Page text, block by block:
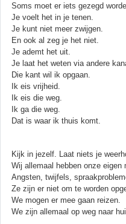
Soms moet er iets gezegd
Je voelt het in je tenen.
Je kunt niet meer zwijgen.
En ook al zeg je het niet.
Je ademt het uit.
Je laat het weten via andere
Die kant wil ik opgaan.
Ik eis vrijheid.
Ik eis die weg.
Ik ga die weg.
Dat is waar ik thuis komt.
Kijk in jezelf. Laat niets je
Wij allemaal hebben onze eigen
Angsten, twijfels,
Ze zijn er niet om te worden
We mogen er mee gaan reizen.
We zijn allemaal op weg naar